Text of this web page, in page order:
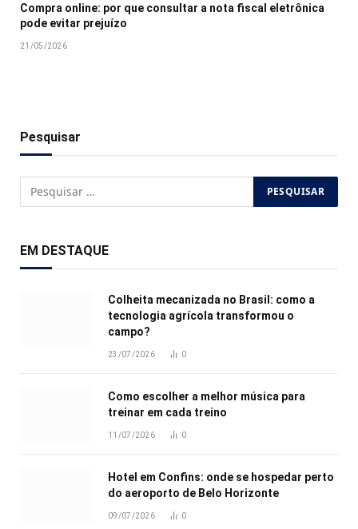
Compra online: por que consultar a nota fiscal eletrônica
pode evitar prejuízo
21/05/2026
Pesquisar
EM DESTAQUE
Colheita mecanizada no Brasil: como a
tecnologia agrícola transformou o
campo?
23/07/2026 0
Como escolher a melhor música para
treinar em cada treino
11/07/2026 0
Hotel em Confins: onde se hospedar perto
do aeroporto de Belo Horizonte
09/07/2026 0